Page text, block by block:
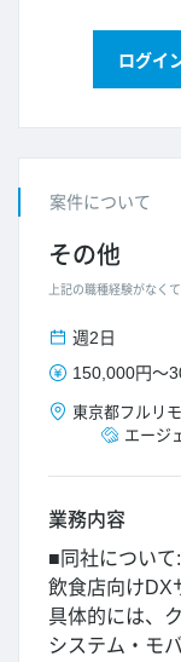
ログイ
案件について
その他
上記の職種経験がなく
週2日
150,000円～
東京都フルリ
エージ
業務内容
■同社について:
飲食店向けDX
具体的には、
システム・モ